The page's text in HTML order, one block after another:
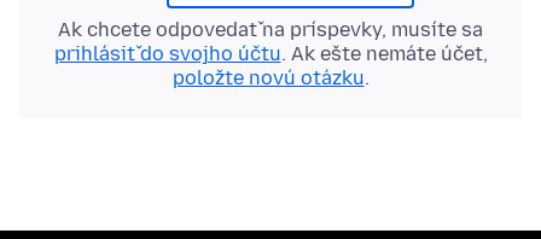
Ak chcete odpovedať na príspevky, musíte sa
prihlásiť do svojho účtu. Ak ešte nemáte účet,
položte novú otázku.